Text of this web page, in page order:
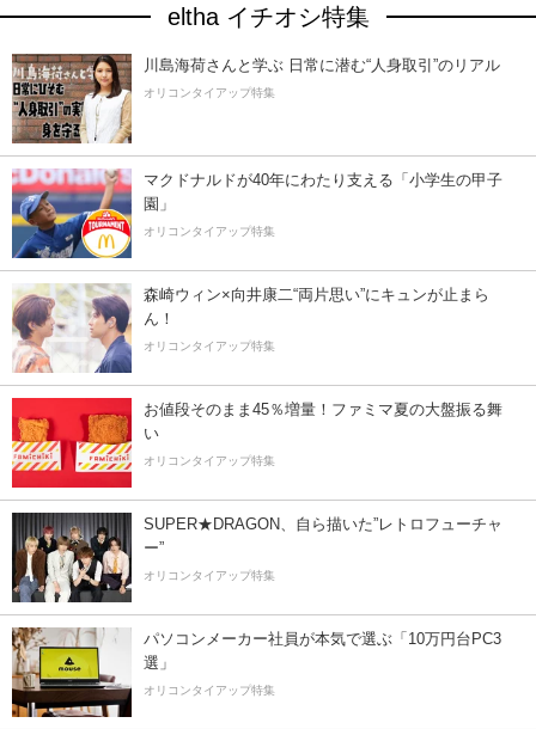
eltha イチオシ特集
川島海荷さんと学ぶ 日常に潜む“人身取引”のリアル
オリコンタイアップ特集
マクドナルドが40年にわたり支える「小学生の甲子
園」
オリコンタイアップ特集
森崎ウィン×向井康二“両片思い”にキュンが止まら
ん！
オリコンタイアップ特集
お値段そのまま45％増量！ファミマ夏の大盤振る舞
い
オリコンタイアップ特集
SUPER★DRAGON、自ら描いた”レトロフューチャ
ー”
オリコンタイアップ特集
パソコンメーカー社員が本気で選ぶ「10万円台PC3
選」
オリコンタイアップ特集